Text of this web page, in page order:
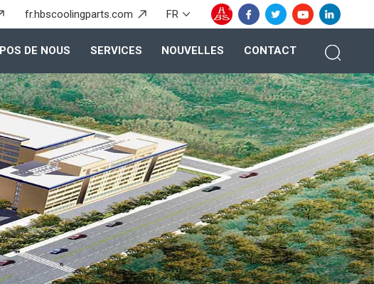
FR
fr.hbscoolingparts.com
DE NOUS SERVICES NOUVELLES CONTACT